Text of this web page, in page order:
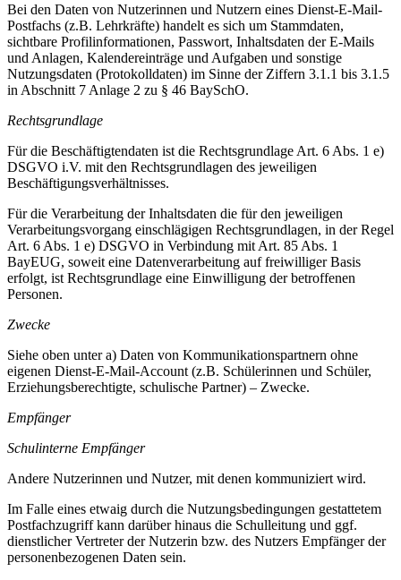
Bei den Daten von Nutzerinnen und Nutzern eines Dienst-E-Mail-
Postfachs (z.B. Lehrkräfte) handelt es sich um Stammdaten,
sichtbare Profilinformationen, Passwort, Inhaltsdaten der E-Mails
und Anlagen, Kalendereinträge und Aufgaben und sonstige
Nutzungsdaten (Protokolldaten) im Sinne der Ziffern 3.1.1 bis 3.1.5
in Abschnitt 7 Anlage 2 zu § 46 BaySchO.
Rechtsgrundlage
Für die Beschäftigtendaten ist die Rechtsgrundlage Art. 6 Abs. 1 e)
DSGVO i.V. mit den Rechtsgrundlagen des jeweiligen
Beschäftigungsverhältnisses.
Für die Verarbeitung der Inhaltsdaten die für den jeweiligen
Verarbeitungsvorgang einschlägigen Rechtsgrundlagen, in der Regel
Art. 6 Abs. 1 e) DSGVO in Verbindung mit Art. 85 Abs. 1
BayEUG, soweit eine Datenverarbeitung auf freiwilliger Basis
erfolgt, ist Rechtsgrundlage eine Einwilligung der betroffenen
Personen.
Zwecke
Siehe oben unter a) Daten von Kommunikationspartnern ohne
eigenen Dienst-E-Mail-Account (z.B. Schülerinnen und Schüler,
Erziehungsberechtigte, schulische Partner) – Zwecke.
Empfänger
Schulinterne Empfänger
Andere Nutzerinnen und Nutzer, mit denen kommuniziert wird.
Im Falle eines etwaig durch die Nutzungsbedingungen gestattetem
Postfachzugriff kann darüber hinaus die Schulleitung und ggf.
dienstlicher Vertreter der Nutzerin bzw. des Nutzers Empfänger der
personenbezogenen Daten sein.